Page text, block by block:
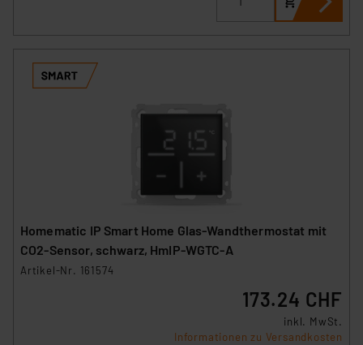
Homematic IP Smart Home Glas-Wandthermostat mit
CO2-Sensor, schwarz, HmIP-WGTC-A
Artikel-Nr. 161574
173.24 CHF
inkl. MwSt.
Informationen zu Versandkosten